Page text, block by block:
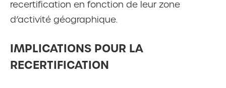
recertification en fonction de leur zone
d’activité géographique.
IMPLICATIONS POUR LA
RECERTIFICATION